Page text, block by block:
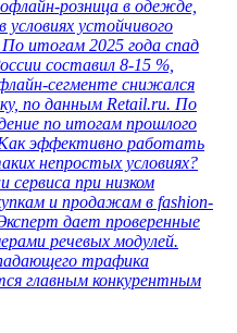
розница в одежде,
условиях устойчивого
итогам 2025 года спад
составил 8-15 %,
сегменте снижался
по данным Retail.ru. По
по итогам прошлого
эффективно работать
непростых условиях?
сервиса при низком
и продажам в fashion-
дает проверенные
речевых модулей.
трафика
главным конкурентным